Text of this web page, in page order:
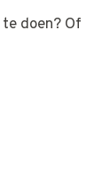
doen? Of